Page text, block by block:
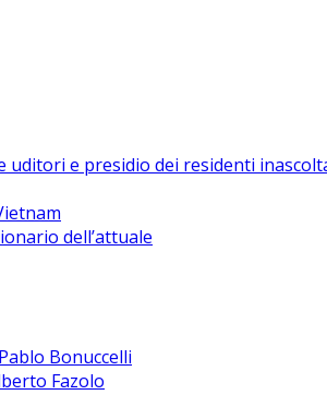
uditori e presidio dei residenti
dell’attuale
Bonuccelli
Fazolo